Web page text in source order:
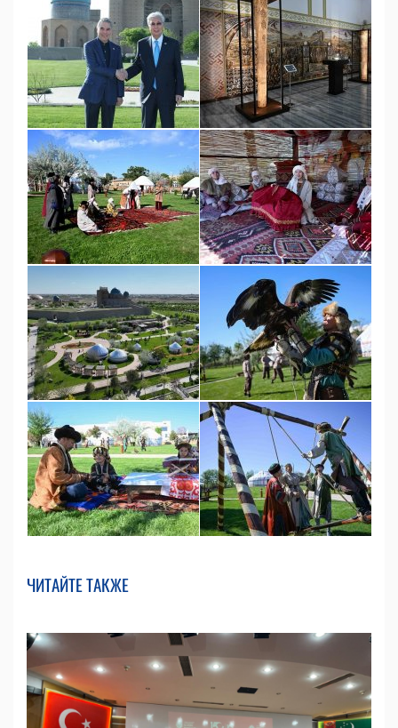
ЧИТАЙТЕ ТАКЖЕ